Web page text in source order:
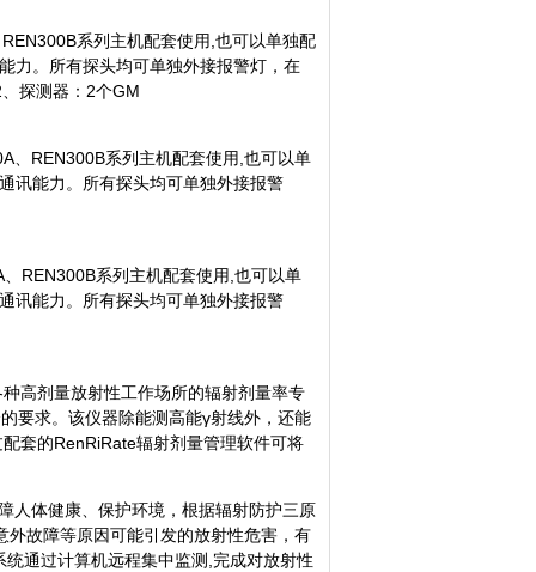
系列主机配套使用,也可以单独配
力。所有探头均可单独外接报警灯，在
探测器：2个GM
REN300B系列主机配套使用,也可以单
讯能力。所有探头均可单独外接报警
REN300B系列主机配套使用,也可以单
讯能力。所有探头均可单独外接报警
高剂量放射性工作场所的辐射剂量率专
要求。该仪器除能测高能γ射线外，还能
套的RenRiRate辐射剂量管理软件可将
人体健康、保护环境，根据辐射防护三原
故障等原因可能引发的放射性危害，有
通过计算机远程集中监测,完成对放射性